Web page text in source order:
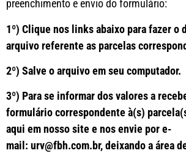
preenchimento e envio do formulário:
1º) Clique nos links abaixo para fazer o
arquivo referente as parcelas
2º) Salve o arquivo em seu computador.
3º) Para se informar dos valores a
formulário correspondente à(s)
aqui em nosso site e nos envie por e-
mail: urv@fbh.com.br, deixando a área